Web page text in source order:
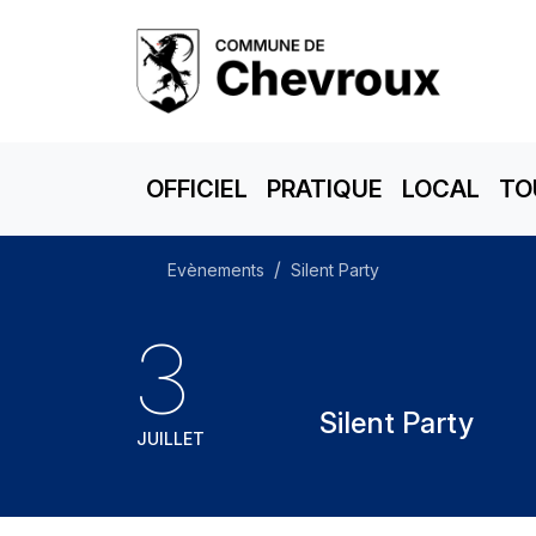
OFFICIEL PRATIQUE LOCAL
Evènements Silent Party
3
JUILLET Silent Party